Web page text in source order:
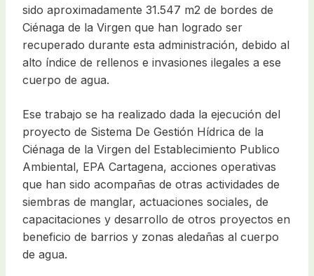
sido aproximadamente 31.547 m2 de bordes de
Ciénaga de la Virgen que han logrado ser
recuperado durante esta administración, debido al
alto índice de rellenos e invasiones ilegales a ese
cuerpo de agua.
Ese trabajo se ha realizado dada la ejecución del
proyecto de Sistema De Gestión Hídrica de la
Ciénaga de la Virgen del Establecimiento Publico
Ambiental, EPA Cartagena, acciones operativas
que han sido acompañas de otras actividades de
siembras de manglar, actuaciones sociales, de
capacitaciones y desarrollo de otros proyectos en
beneficio de barrios y zonas aledañas al cuerpo
de agua.